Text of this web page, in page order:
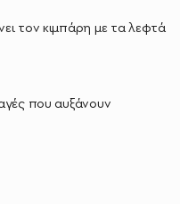
τον κιμπάρη με τα λεφτά
που αυξάνουν